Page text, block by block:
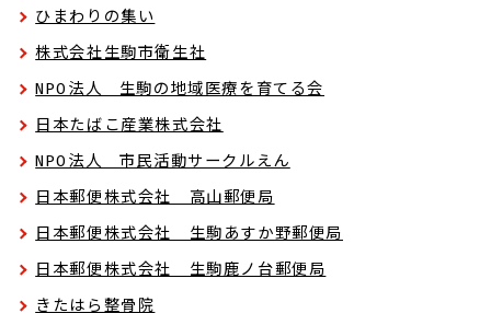
ひまわりの集い
株式会社生駒市衛生社
NPO法人 生駒の地域医療を育てる会
日本たばこ産業株式会社
NPO法人 市民活動サークルえん
日本郵便株式会社 高山郵便局
日本郵便株式会社 生駒あすか野郵便局
日本郵便株式会社 生駒鹿ノ台郵便局
きたはら整骨院